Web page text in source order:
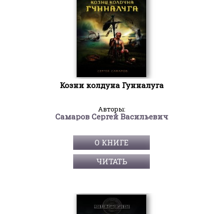
Козни колдуна Гунналуга
Авторы:
Самаров Сергей Васильевич
О КНИГЕ
ЧИТАТЬ